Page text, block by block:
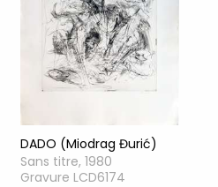
DADO (Miodrag Đurić)
Sans titre, 1980
Gravure LCD6174